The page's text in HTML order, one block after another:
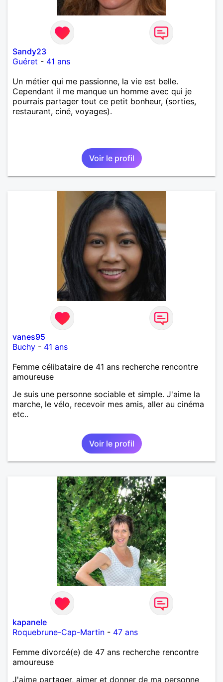
Sandy23
Guéret - 41 ans
Un métier qui me passionne, la vie est belle.
Cependant il me manque un homme avec qui je
pourrais partager tout ce petit bonheur, (sorties,
restaurant, ciné, voyages).
Voir le profil
vanes95
Buchy - 41 ans
Femme célibataire de 41 ans recherche rencontre
amoureuse
Je suis une personne sociable et simple. J'aime la
marche, le vélo, recevoir mes amis, aller au cinéma
etc..
Voir le profil
kapanele
Roquebrune-Cap-Martin - 47 ans
Femme divorcé(e) de 47 ans recherche rencontre
amoureuse
J'aime partager, aimer et donner de ma personne